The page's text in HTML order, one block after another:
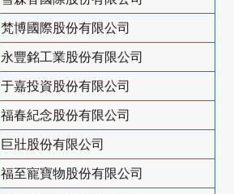
梵博國際股份有限公司
永豐銘工業股份有限公司
于嘉投資股份有限公司
福春紀念股份有限公司
巨壯股份有限公司
福至寵寶物股份有限公司